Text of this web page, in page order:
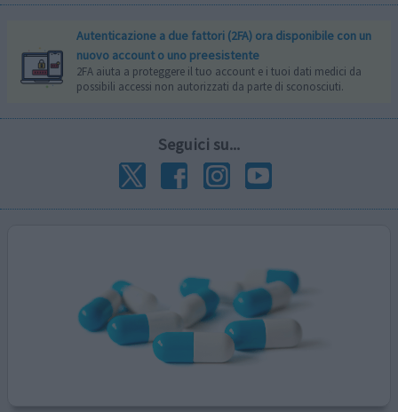
Autenticazione a due fattori (2FA) ora disponibile con un
nuovo account o uno preesistente
2FA aiuta a proteggere il tuo account e i tuoi dati medici da
possibili accessi non autorizzati da parte di sconosciuti.
Seguici su...